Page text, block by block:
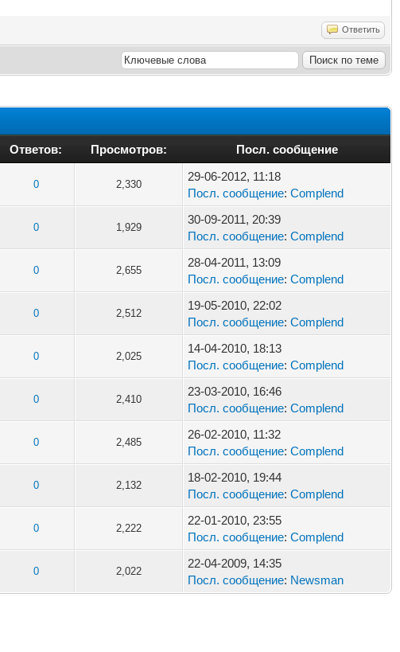
Ответить
Ответов: Просмотров: Посл. сообщение
0 2,330
29-06-2012, 11:18
Посл. сообщение: Complend
0 1,929
30-09-2011, 20:39
Посл. сообщение: Complend
0 2,655
28-04-2011, 13:09
Посл. сообщение: Complend
0 2,512
19-05-2010, 22:02
Посл. сообщение: Complend
0 2,025
14-04-2010, 18:13
Посл. сообщение: Complend
0 2,410
23-03-2010, 16:46
Посл. сообщение: Complend
0 2,485
26-02-2010, 11:32
Посл. сообщение: Complend
0 2,132
18-02-2010, 19:44
Посл. сообщение: Complend
0 2,222
22-01-2010, 23:55
Посл. сообщение: Complend
0 2,022
22-04-2009, 14:35
Посл. сообщение: Newsman